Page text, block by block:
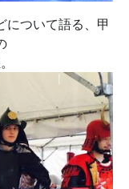
について語る、甲